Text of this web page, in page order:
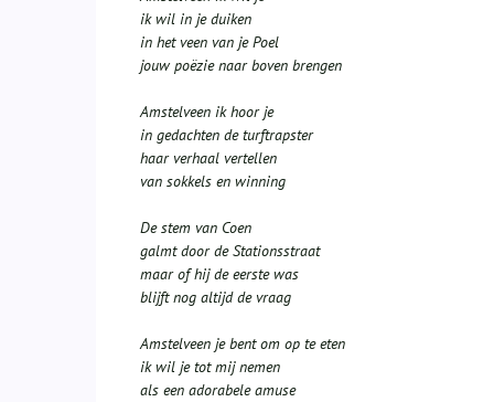
ik wil in je duiken
in het veen van je Poel
jouw poëzie naar boven brengen
Amstelveen ik hoor je
in gedachten de turftrapster
haar verhaal vertellen
van sokkels en winning
De stem van Coen
galmt door de Stationsstraat
maar of hij de eerste was
blijft nog altijd de vraag
Amstelveen je bent om op te eten
ik wil je tot mij nemen
als een adorabele amuse